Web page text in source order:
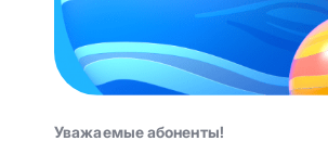
Уважаемые абоненты!